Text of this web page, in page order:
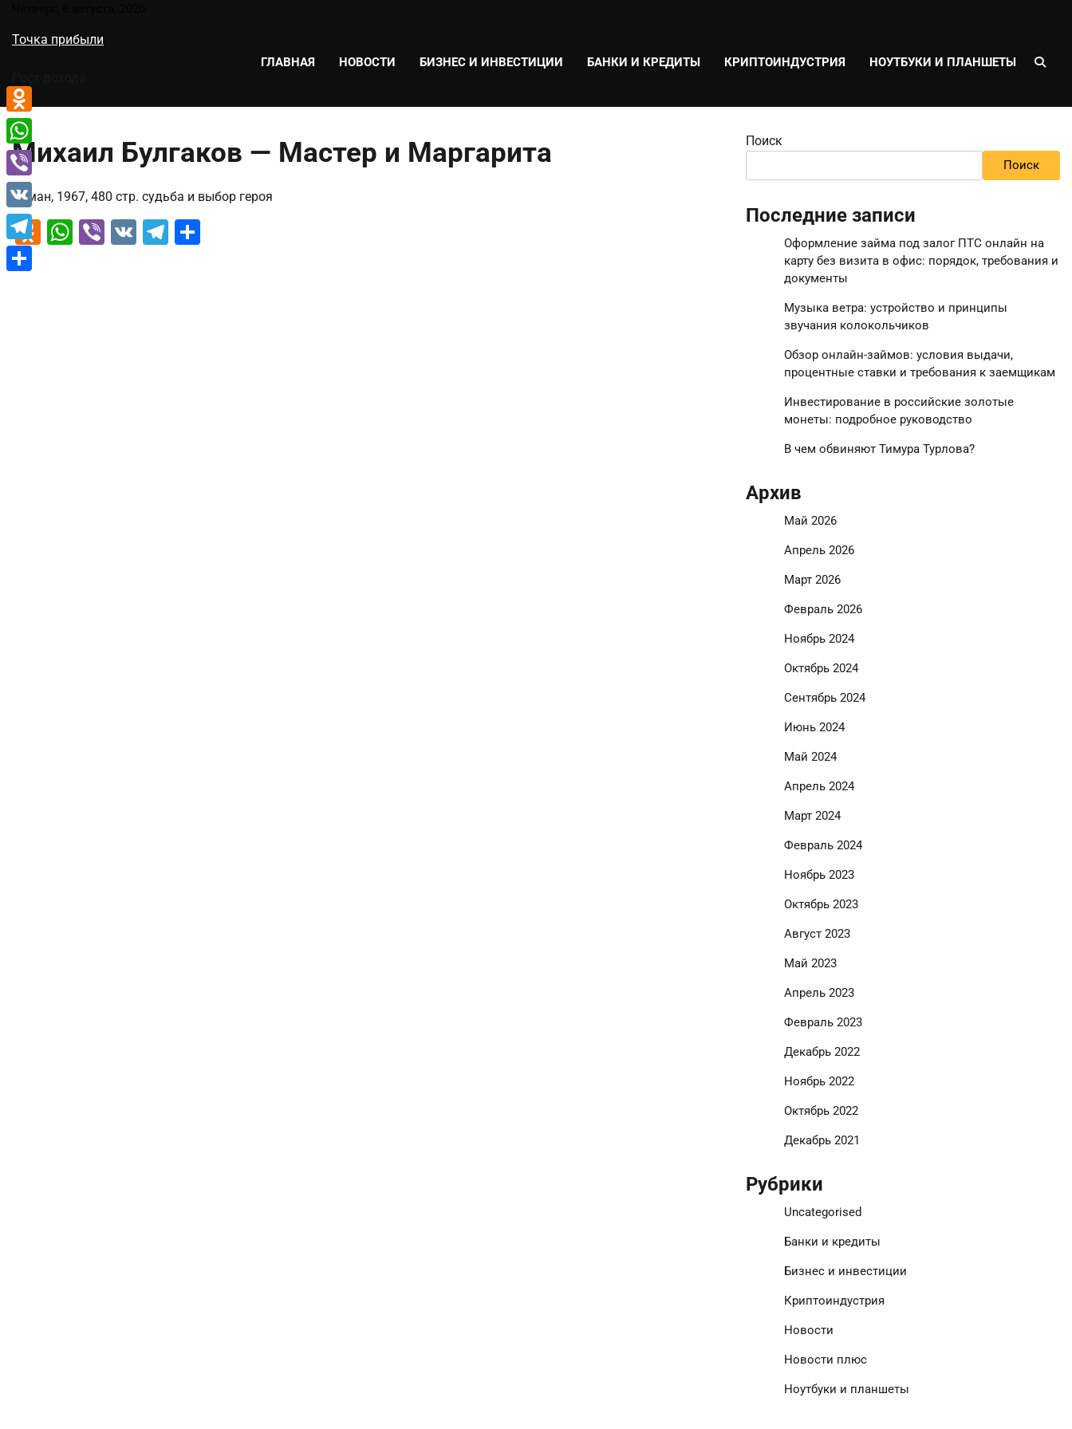
содержимому
Точка прибыли
ГЛАВНАЯ НОВОСТИ БИЗНЕС И ИНВЕСТИЦИИ БАНКИ И КРЕДИТЫ КРИПТОИНДУСТРИЯ НОУТБУКИ И ПЛАНШЕТЫ
Михаил Булгаков — Мастер и Маргарита
Роман, 1967, 480 стр. судьба и выбор героя
Odnoklassniki
WhatsApp
Viber
VK Telegram
Поиск
Поиск
Последние записи
Оформление займа под залог ПТС онлайн на
карту без визита в офис: порядок, требования и
документы
Музыка ветра: устройство и принципы
звучания колокольчиков
Обзор онлайн-займов: условия выдачи,
процентные ставки и требования к заемщикам
Инвестирование в российские золотые
монеты: подробное руководство
В чем обвиняют Тимура Турлова?
Архив
Май 2026
Апрель 2026
Март 2026
Февраль 2026
Ноябрь 2024
Октябрь 2024
Сентябрь 2024
Июнь 2024
Май 2024
Апрель 2024
Март 2024
Февраль 2024
Ноябрь 2023
Октябрь 2023
Август 2023
Май 2023
Апрель 2023
Февраль 2023
Декабрь 2022
Ноябрь 2022
Октябрь 2022
Декабрь 2021
Рубрики
Uncategorised
Банки и кредиты
Бизнес и инвестиции
Криптоиндустрия
Новости
Новости плюс
Ноутбуки и планшеты
Odnoklassniki
WhatsApp
Viber
VK
Telegram